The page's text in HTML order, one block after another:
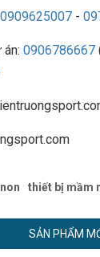
0909625007 -
án: 0906786667
thiết bị mầm
SẢN PHẨM